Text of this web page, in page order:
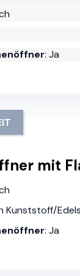
: Ja
mit
Kunststoff/
: Ja